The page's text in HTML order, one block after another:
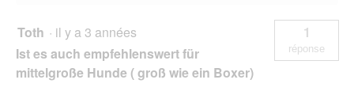
Toth · il y a 3 années
Ist es auch empfehlenswert für
mittelgroße Hunde ( groß wie ein Boxer)
1
réponse